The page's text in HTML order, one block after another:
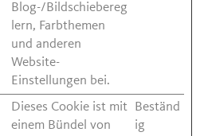
Blog-/Bildschiebereg
lern, Farbthemen
und anderen
Website-
Einstellungen bei.
Dieses Cookie ist mit
einem Bündel von
Beständ
ig